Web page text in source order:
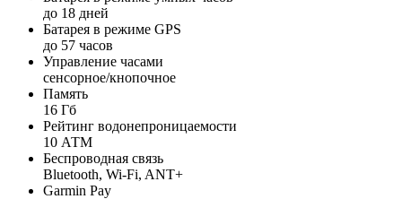
до 18 дней
Батарея в режиме GPS
до 57 часов
Управление часами
сенсорное/кнопочное
Память
16 Гб
Рейтинг водонепроницаемости
10 АТМ
Беспроводная связь
Bluetooth, Wi-Fi, ANT+
Garmin Pay